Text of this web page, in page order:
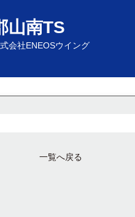
山南TS
会社ENEOSウイング
一覧へ戻る